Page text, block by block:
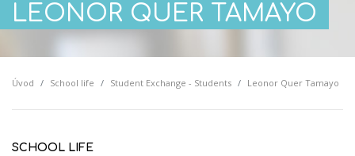
LEONOR QUER TAMAYO
Úvod School life Student Exchange - Students Leonor Quer Tamayo
SCHOOL LIFE